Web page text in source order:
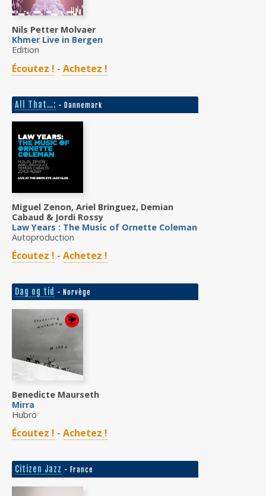
Nils Petter Molvaer
Khmer Live in Bergen
Edition
Écoutez ! - Achetez !
All That…: - Dannemark
Miguel Zenon, Ariel Bringuez, Demian
Cabaud & Jordi Rossy
Law Years : The Music of Ornette Coleman
Autoproduction
Écoutez ! - Achetez !
Dag og tid - Norvège
Benedicte Maurseth
Mirra
Hubro
Écoutez ! - Achetez !
Citizen Jazz - France